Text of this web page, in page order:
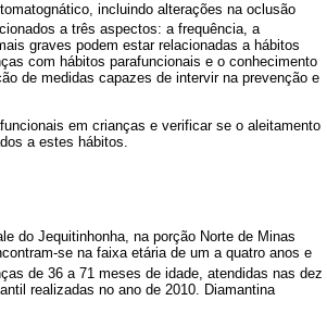
incluindo alterações na oclusão
a três aspectos: a frequência, a
graves podem estar relacionadas a hábitos
com hábitos parafuncionais e o conhecimento
de medidas capazes de intervir na prevenção e
em crianças e verificar se o aleitamento
a estes hábitos.
do Jequitinhonha, na porção Norte de Minas
se na faixa etária de um a quatro anos e
de 36 a 71 meses de idade, atendidas nas dez
realizadas no ano de 2010. Diamantina